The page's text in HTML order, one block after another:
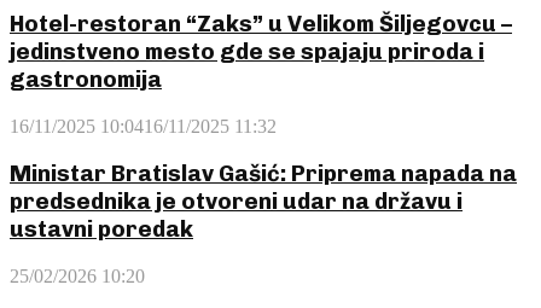
Hotel-restoran “Zaks” u Velikom Šiljegovcu –
jedinstveno mesto gde se spajaju priroda i
gastronomija
16/11/2025 10:0416/11/2025 11:32
Ministar Bratislav Gašić: Priprema napada na
predsednika je otvoreni udar na državu i
ustavni poredak
25/02/2026 10:20